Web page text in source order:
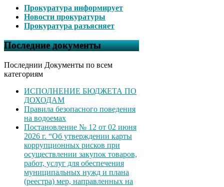
Прокуратура информирует
Новости прокуратуры
Прокуратура разъясняет
Последние документы
Последнии Документы по всем
категориям
ИСПОЛНЕНИЕ БЮДЖЕТА ПО
ДОХОДАМ
Правила безопасного поведения
на водоемах
Постановление № 12 от 02 июня
2026 г. “Об утверждении карты
коррупционных рисков при
осуществлении закупок товаров,
работ, услуг для обеспечения
муниципальных нужд и плана
(реестра) мер, направленных на